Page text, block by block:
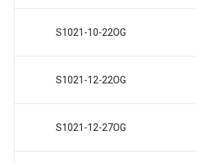
S1021-10-22OG
S1021-12-22OG
S1021-12-27OG